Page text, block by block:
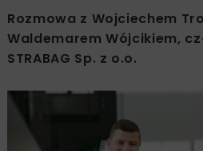
Rozmowa z Wojciechem
Waldemarem Wójcikiem,
STRABAG Sp. z o.o.